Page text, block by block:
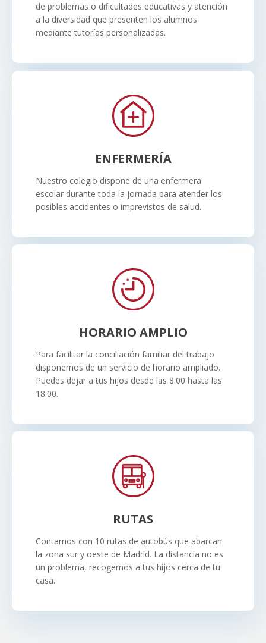
de problemas o dificultades educativas y atención
a la diversidad que presenten los alumnos
mediante tutorías personalizadas.
ENFERMERÍA
Nuestro colegio dispone de una enfermera
escolar durante toda la jornada para atender los
posibles accidentes o imprevistos de salud.
HORARIO AMPLIO
Para facilitar la conciliación familiar del trabajo
disponemos de un servicio de horario ampliado.
Puedes dejar a tus hijos desde las 8:00 hasta las
18:00.
RUTAS
Contamos con 10 rutas de autobús que abarcan
la zona sur y oeste de Madrid. La distancia no es
un problema, recogemos a tus hijos cerca de tu
casa.